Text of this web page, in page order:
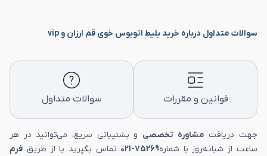
سوالات متداول درباره خرید بلیط اتوبوس خوی قم ارزان و vip
قوانین و مقررات سوالات متداول
جهت دریافت مشاوره تخصصی و پشتیبانی سریع، می‌توانید در هر
ساعت از شبانه‌روز با شماره75269-021 تماس بگیرید یا از طریق فرم